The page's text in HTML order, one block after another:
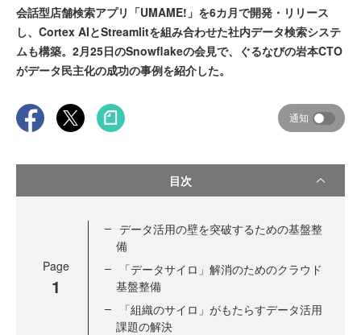
会話型店舗検索アプリ「UMAME!」を6カ月で開発・リリース
し、Cortex AIとStreamlitを組み合わせた社内データ検索システ
ムも構築。2月25日のSnowflakeの会見で、ぐるなびの岩本CTO
がデータ民主化の成功の事例を紹介した。
通知
目次
Page
1
データ活用の壁を突破するための基盤整
備
「データサイロ」解消のためのクラウド
基盤整備
「組織のサイロ」がもたらすデータ活用
課題の解決